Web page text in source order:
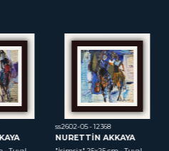
ss2602-05 - 12368
NURETTİN AKKAYA